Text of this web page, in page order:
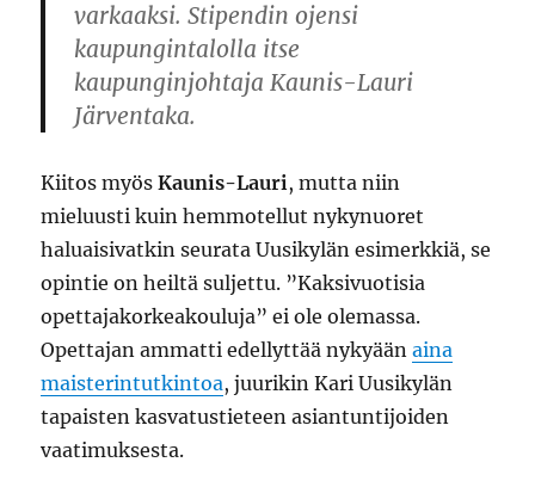
varkaaksi. Stipendin ojensi
kaupungintalolla itse
kaupunginjohtaja Kaunis-Lauri
Järventaka.
Kiitos myösKaunis-Lauri, mutta niin
mieluusti kuin hemmotellut nykynuoret
haluaisivatkin seurata Uusikylän esimerkkiä, se
opintie on heiltä suljettu. ”Kaksivuotisia
opettajakorkeakouluja” ei ole olemassa.
Opettajan ammatti edellyttää nykyäänaina
maisterintutkintoa, juurikin Kari Uusikylän
tapaisten kasvatustieteen asiantuntijoiden
vaatimuksesta.